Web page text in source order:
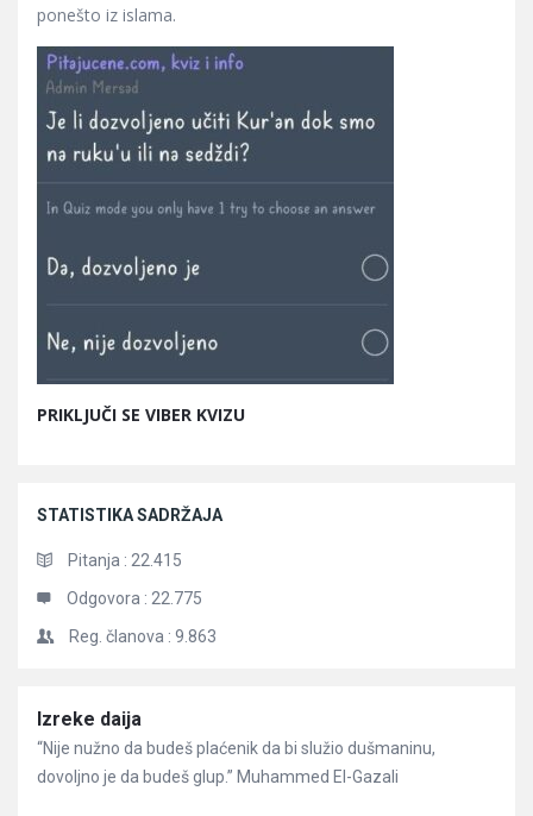
ponešto iz islama.
PRIKLJUČI SE VIBER KVIZU
STATISTIKA SADRŽAJA
Pitanja : 22.415
Odgovora : 22.775
Reg. članova : 9.863
Članci
Izreke daija
“Nije nužno da budeš plaćenik da bi služio dušmaninu,
dovoljno je da budeš glup.” Muhammed El-Gazali